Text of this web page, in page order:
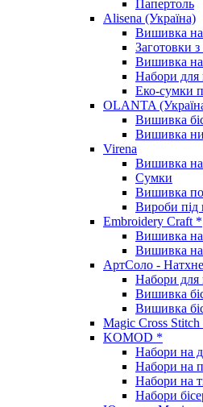
Папертоль
Alisena (Україна)
Вишивка на
Заготовки
Вишивка на
Набори для
Еко-сумки
OLANTA
Вишивка
Вишивка
Virena
Вишивка на
Сумки
Вишивка по
Вироби
Embroidery Craft *
Вишивка на
Вишивка на
АртСоло -
Набори для
Вишивка
Вишивка
Magic Cross Stitch
KOMOD *
Набори на
Набори на
Набори на
Набори